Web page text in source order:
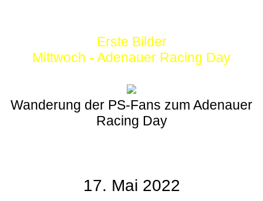
Erste Bilder
Mittwoch - Adenauer Racing Day
Wanderung der PS-Fans zum Adenauer
Racing Day
17. Mai 2022